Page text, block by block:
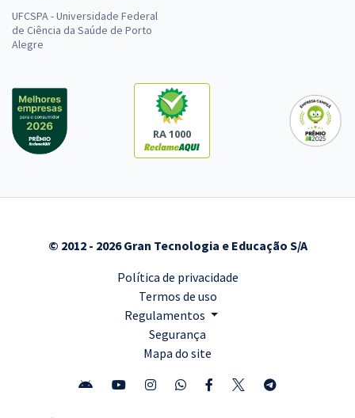
UFCSPA - Universidade Federal
de Ciência da Saúde de Porto
Alegre
RA 1000
© 2012 - 2026 Gran Tecnologia e Educação S/A
Política de privacidade
Termos de uso
Regulamentos
Segurança
Mapa do site